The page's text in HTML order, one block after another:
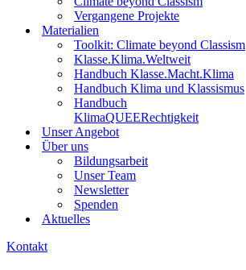
Vergangene Projekte
Materialien
Toolkit: Climate beyond Classism
Klasse.Klima.Weltweit
Handbuch Klasse.Macht.Klima
Handbuch Klima und Klassismus
Handbuch
KlimaQUEERechtigkeit
Unser Angebot
Über uns
Bildungsarbeit
Unser Team
Newsletter
Spenden
Aktuelles
Kontakt